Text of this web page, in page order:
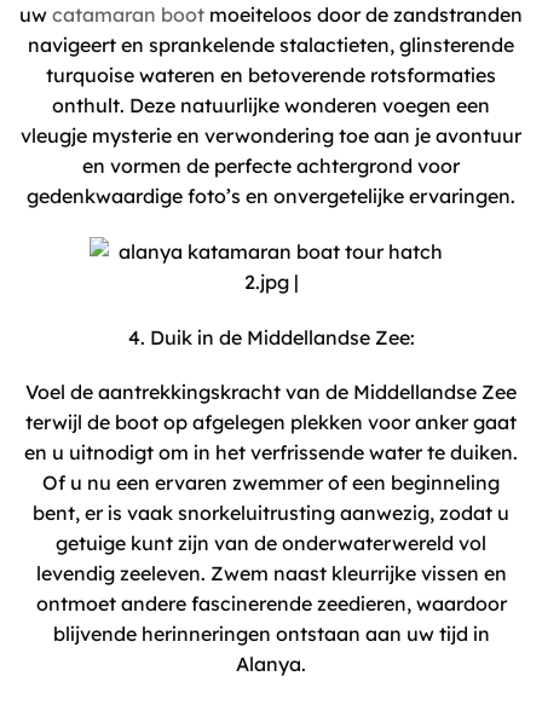
uw catamaran boot moeiteloos door de zandstranden
navigeert en sprankelende stalactieten, glinsterende
turquoise wateren en betoverende rotsformaties
onthult. Deze natuurlijke wonderen voegen een
vleugje mysterie en verwondering toe aan je avontuur
en vormen de perfecte achtergrond voor
gedenkwaardige foto’s en onvergetelijke ervaringen.
4. Duik in de Middellandse Zee:
Voel de aantrekkingskracht van de Middellandse Zee
terwijl de boot op afgelegen plekken voor anker gaat
en u uitnodigt om in het verfrissende water te duiken.
Of u nu een ervaren zwemmer of een beginneling
bent, er is vaak snorkeluitrusting aanwezig, zodat u
getuige kunt zijn van de onderwaterwereld vol
levendig zeeleven. Zwem naast kleurrijke vissen en
ontmoet andere fascinerende zeedieren, waardoor
blijvende herinneringen ontstaan ​​aan uw tijd in
Alanya.